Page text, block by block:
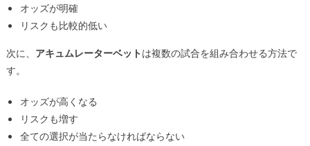
オッズが明確
リスクも比較的低い
次に、 アキュムレーターベットは複数の試合を組み合わせる方法で
す。
オッズが高くなる
リスクも増す
全ての選択が当たらなければならない